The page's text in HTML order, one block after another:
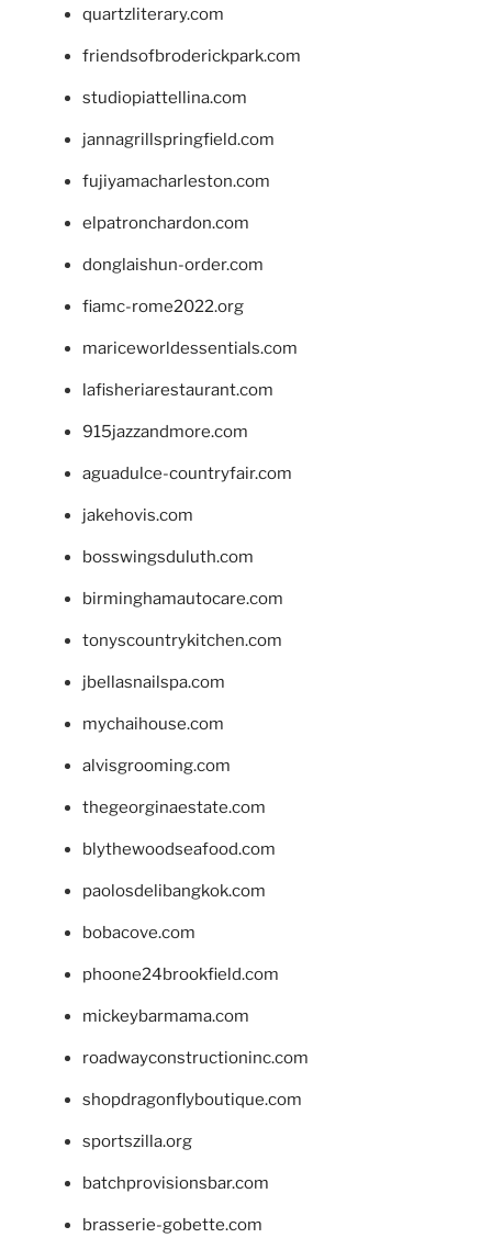
quartzliterary.com
friendsofbroderickpark.com
studiopiattellina.com
jannagrillspringfield.com
fujiyamacharleston.com
elpatronchardon.com
donglaishun-order.com
fiamc-rome2022.org
mariceworldessentials.com
lafisheriarestaurant.com
915jazzandmore.com
aguadulce-countryfair.com
jakehovis.com
bosswingsduluth.com
birminghamautocare.com
tonyscountrykitchen.com
jbellasnailspa.com
mychaihouse.com
alvisgrooming.com
thegeorginaestate.com
blythewoodseafood.com
paolosdelibangkok.com
bobacove.com
phoone24brookfield.com
mickeybarmama.com
roadwayconstructioninc.com
shopdragonflyboutique.com
sportszilla.org
batchprovisionsbar.com
brasserie-gobette.com